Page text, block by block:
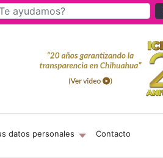
datos personales Contacto